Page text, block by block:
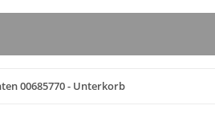
00685770 - Unterkorb